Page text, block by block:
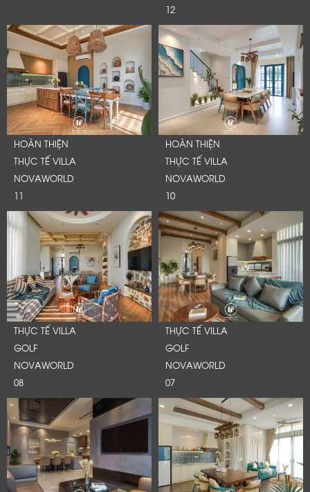
12
HOÀN THIỆN
THỰC TẾ VILLA
NOVAWORLD
11
HOÀN THIỆN
THỰC TẾ VILLA
NOVAWORLD
10
THỰC TẾ VILLA
GOLF
NOVAWORLD
08
THỰC TẾ VILLA
GOLF
NOVAWORLD
07